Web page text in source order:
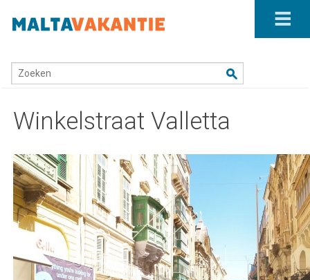
Home/Waar ligt Malta?/Winkelstraat Valletta
Winkelstraat Valletta